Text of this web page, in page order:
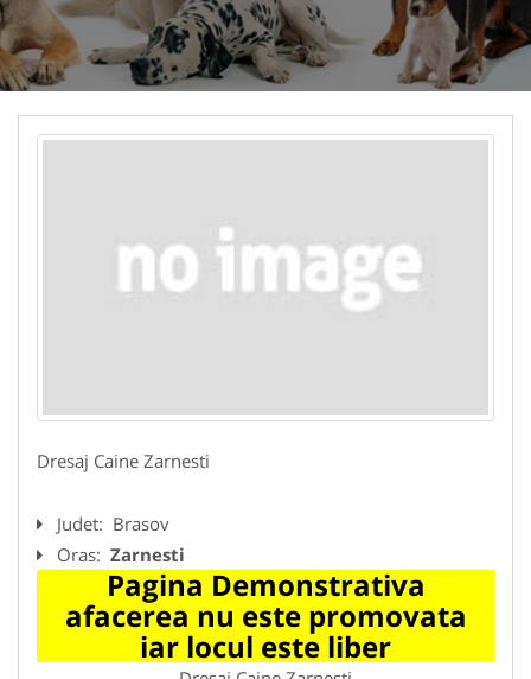
Dresaj Caine Zarnesti
Judet: Brasov
Oras: Zarnesti
Pagina Demonstrativa
afacerea nu este promovata
iar locul este liber